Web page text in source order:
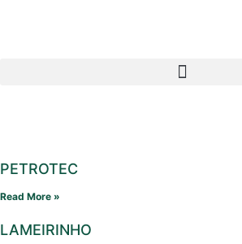
PETROTEC
Read More »
LAMEIRINHO